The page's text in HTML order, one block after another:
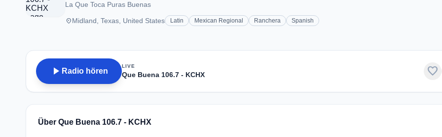
La Que Toca Puras Buenas
placeMidland, Texas, United States Latin Mexican Regional Ranchera Spanish
play_arrow Radio hören
LIVE
Que Buena 106.7 - KCHX favorite
Über Que Buena 106.7 - KCHX